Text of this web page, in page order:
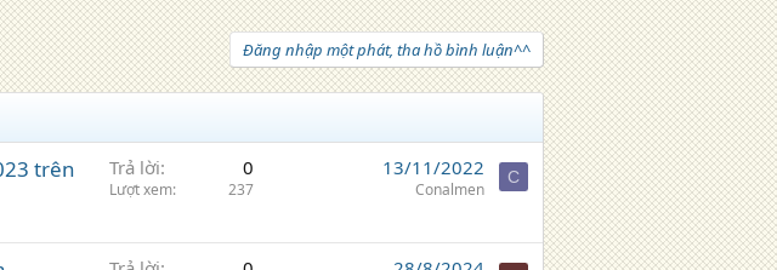
Đăng nhập một phát, tha hồ bình luận^^
trên
Trả lời 0
Lượt xem 237
13/11/2022
Conalmen
C